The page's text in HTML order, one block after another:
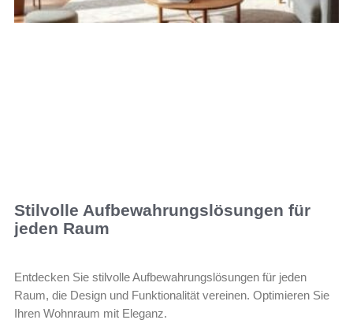
Stilvolle Aufbewahrungslösungen für
jeden Raum
Entdecken Sie stilvolle Aufbewahrungslösungen für jeden
Raum, die Design und Funktionalität vereinen. Optimieren Sie
Ihren Wohnraum mit Eleganz.